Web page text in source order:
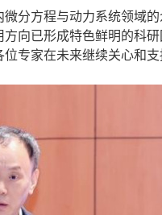
分方程与动力系统领域
向已形成特色鲜明的科研
位专家在未来继续关心和